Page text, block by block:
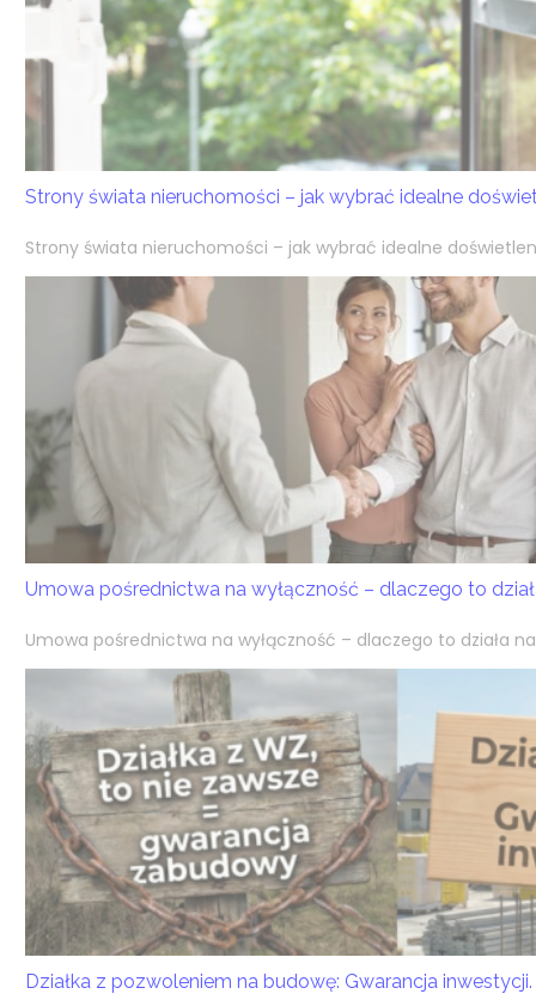
Strony świata nieruchomości – jak wybrać idealne
Strony świata nieruchomości – jak wybrać idealne
Umowa pośrednictwa na wyłączność – dlaczego to
Umowa pośrednictwa na wyłączność – dlaczego to działa
Działka z pozwoleniem na budowę: Gwarancja inwestycji.